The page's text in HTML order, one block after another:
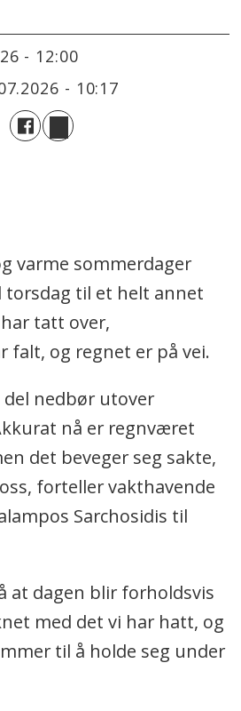
- 12:00
- 10:17
varme sommerdager
torsdag til et helt annet
tatt over,
falt, og regnet er på vei.
nedbør utover
nå er regnværet
det beveger seg sakte,
forteller vakthavende
Sarchosidis til
at dagen blir forholdsvis
med det vi har hatt, og
til å holde seg under